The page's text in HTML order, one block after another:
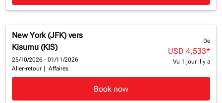
New York (JFK) vers
Kisumu (KIS)
25/10/2026 - 01/11/2026
Aller-retour
Affaires
De
USD 4,533*
Vu 1 jour il y a
Book now